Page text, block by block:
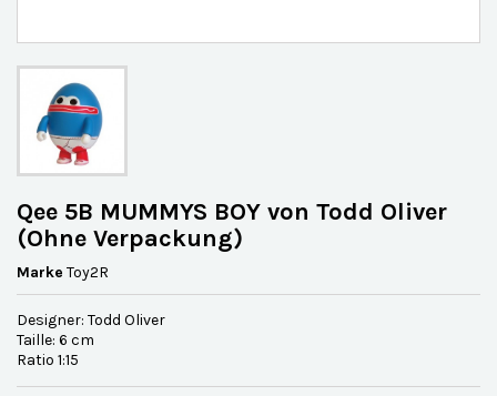
Qee 5B MUMMYS BOY von Todd Oliver
(Ohne Verpackung)
Marke Toy2R
Designer: Todd Oliver
Taille: 6 cm
Ratio 1:15